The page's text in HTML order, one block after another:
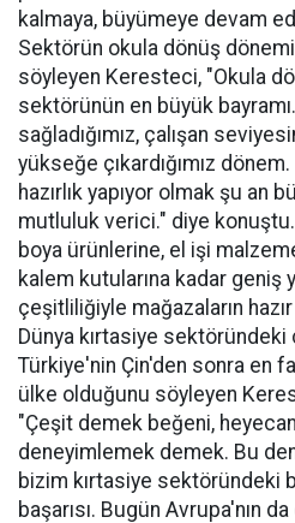
kalmaya, büyümeye devam
Sektörün okula dönüş
söyleyen Keresteci, "Okula
sektörünün en büyük
sağladığımız, çalışan
yükseğe çıkardığımız
hazırlık yapıyor olmak şu an
mutluluk verici." diye
boya ürünlerine, el işi
kalem kutularına kadar geniş
çeşitliliğiyle mağazaların
Dünya kırtasiye sektöründeki
Türkiye'nin Çin'den sonra en
ülke olduğunu söyleyen
"Çeşit demek beğeni,
deneyimlemek demek. Bu
bizim kırtasiye sektöründeki
başarısı. Bugün Avrupa'nın